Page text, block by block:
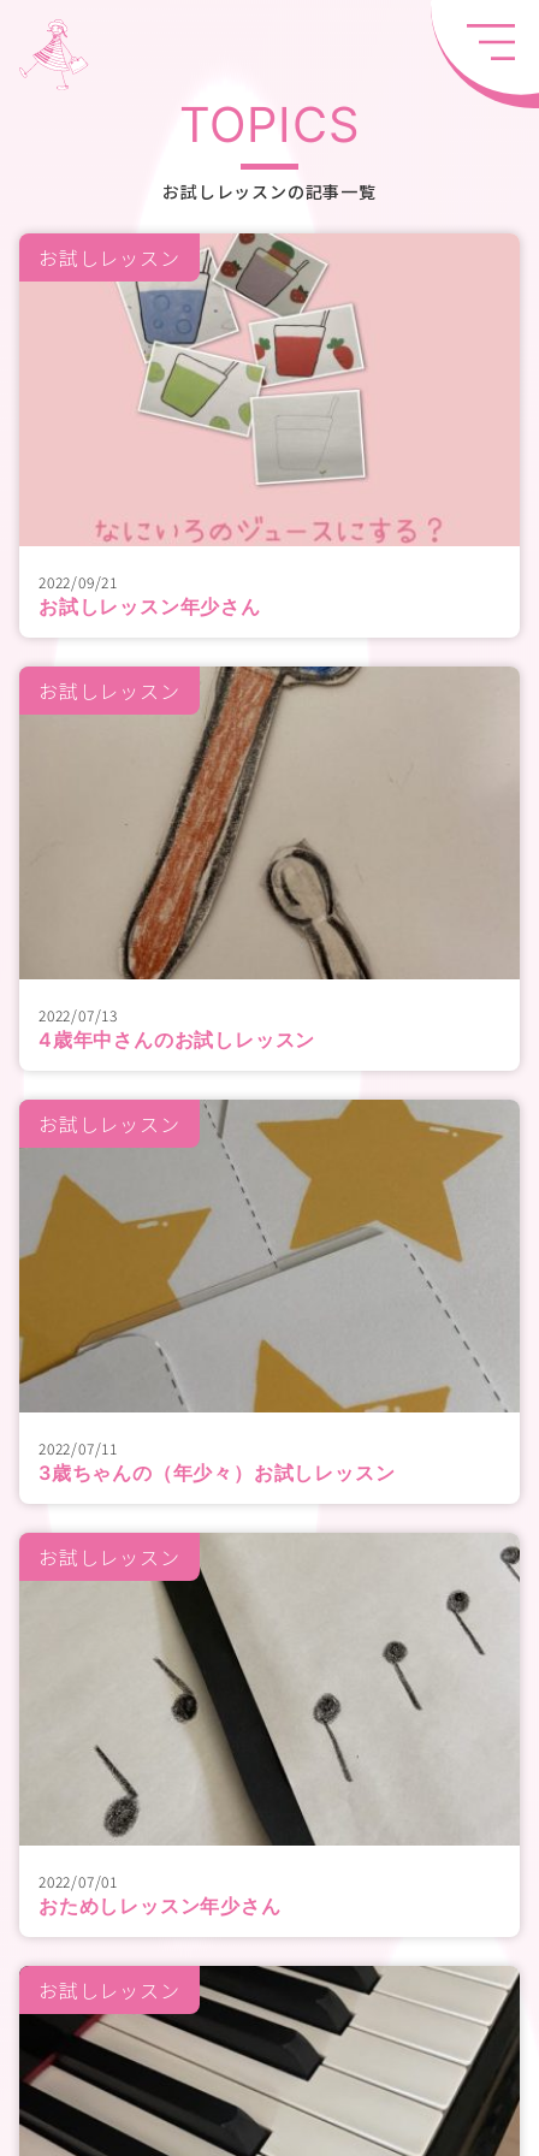
TOPICS
お試しレッスンの記事一覧
2022/09/21
お試しレッスン年少さん
お試しレッスン
2022/07/13
4歳年中さんのお試しレッスン
お試しレッスン
2022/07/11
3歳ちゃんの（年少々）お試しレッスン
お試しレッスン
2022/07/01
おためしレッスン年少さん
お試しレッスン
お試しレッスン